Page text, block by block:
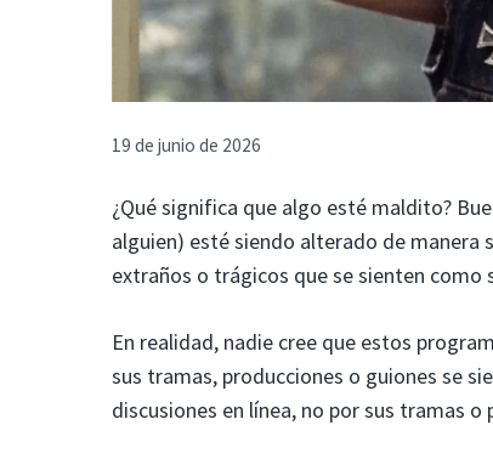
19 de junio de 2026
¿Qué significa que algo esté maldito?
alguien) esté siendo alterado de manera
extraños o trágicos que se sienten como
En realidad, nadie cree que estos
sus tramas, producciones o guiones se
discusiones en línea, no por sus tramas